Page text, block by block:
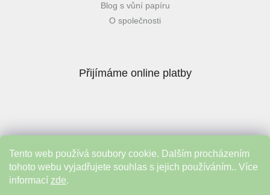
Tento web používá soubory cookie. Dalším procházením
tohoto webu vyjadřujete souhlas s jejich používáním.. Více
informací zde.
Blog s vůní papíru
O společnosti
Přijímáme online platby
Instagram